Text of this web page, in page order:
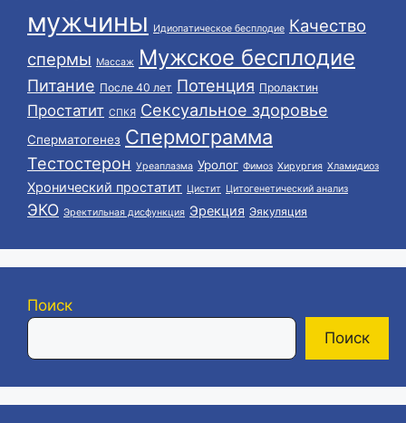
мужчины
Идиопатическое бесплодие Качество
спермы Массаж Мужское бесплодие
Питание После 40 лет Потенция Пролактин
Простатит СПКЯ Сексуальное здоровье
Сперматогенез Спермограмма
Тестостерон Уреаплазма Уролог Фимоз Хирургия Хламидиоз
Хронический простатит Цистит Цитогенетический анализ
ЭКО Эректильная дисфункция Эрекция Эякуляция
Поиск
Поиск